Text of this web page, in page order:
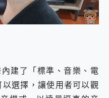
建了「標準、音樂、電
選擇，讓使用者可以觀